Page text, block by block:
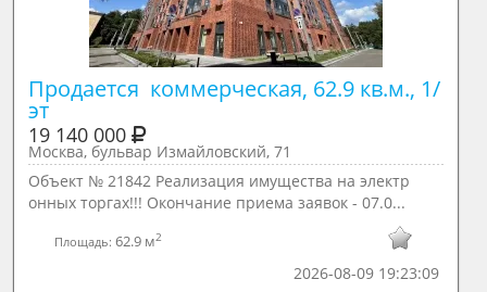
Продается  коммерческая, 62.9 кв.м., 1/
эт
19 140 000
Москва, бульвар Измайловский, 71
Объект № 21842 Реализация имущества на электр
онных торгах!!! Окончание приема заявок - 07.0...
Площадь:62.9 м2
2026-08-09 19:23:09